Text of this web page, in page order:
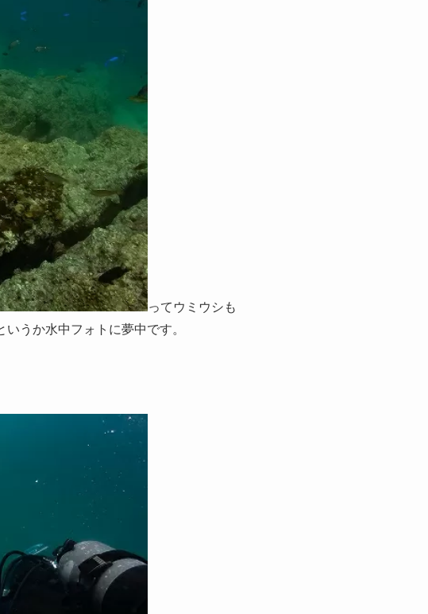
ってウミウシも
うか水中フォトに夢中です。